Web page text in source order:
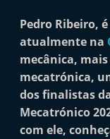
Pedro Ribeiro,
atualmente na
mecânica,
mecatrónica,
dos finalistas
Mecatrónico
com ele,